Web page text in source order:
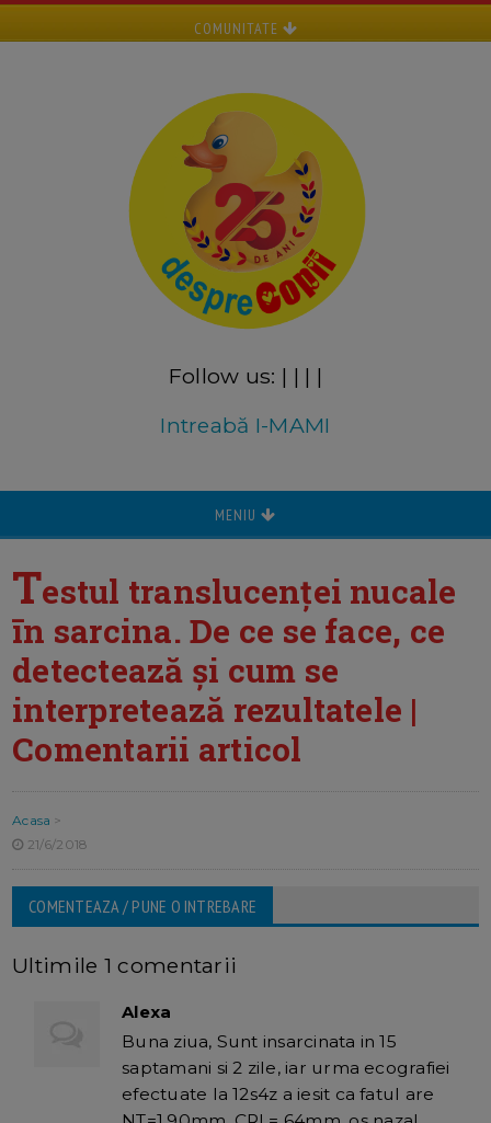
COMUNITATE
Follow us: | | | |
Intreabă I-MAMI
MENIU
Testul translucenței nucale
īn sarcina. De ce se face, ce
detectează și cum se
interpretează rezultatele |
Comentarii articol
Acasa >
21/6/2018
COMENTEAZA / PUNE O INTREBARE
Ultimile 1 comentarii
Alexa
Buna ziua, Sunt insarcinata in 15
saptamani si 2 zile, iar urma ecografiei
efectuate la 12s4z a iesit ca fatul are